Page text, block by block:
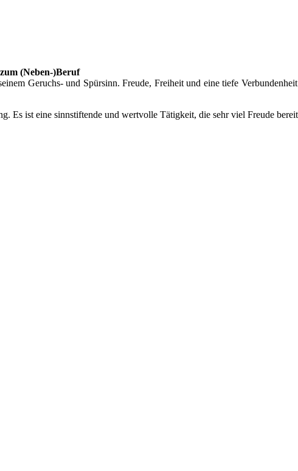
(Neben-)Beruf
Geruchs- und Spürsinn. Freude, Freiheit und eine tiefe
Es ist eine sinnstiftende und wertvolle Tätigkeit, die sehr viel Freude